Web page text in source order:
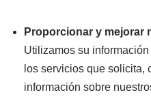
Proporcionar y mejorar
Utilizamos su
los servicios que solicita,
información sobre